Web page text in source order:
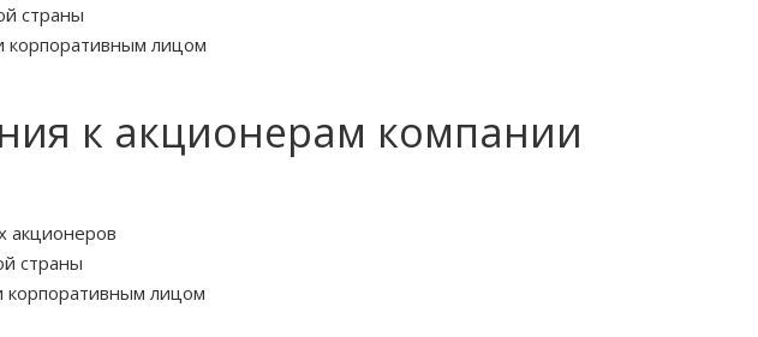
страны
корпоративным лицом
к акционерам компании
акционеров
страны
корпоративным лицом